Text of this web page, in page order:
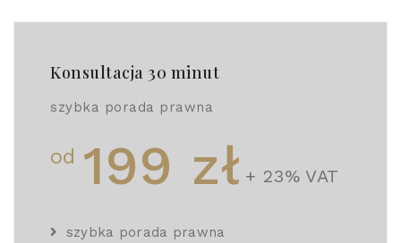
Konsultacja 30 minut
szybka porada prawna
od 199 zł + 23% VAT
szybka porada prawna